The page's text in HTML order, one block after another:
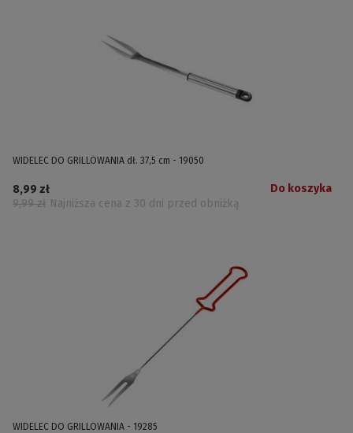
WIDELEC DO GRILLOWANIA dł. 37,5 cm - 19050
8,99 zł
9,99 zł Najniższa cena z 30 dni przed obniżką
Do koszyka
WIDELEC DO GRILLOWANIA - 19285